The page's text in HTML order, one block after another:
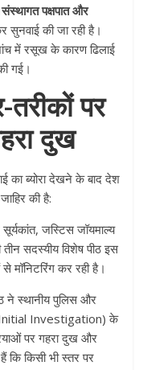
पक्षपात और
सुनवाई की जा रही है।
में रसूख के कारण ढिलाई
गई।
पर
दुख
का ब्योरा देखने के बाद देश
की है:
जस्टिस जॉयमाल्य
सदस्यीय विशेष पीठ इस
कर रही है।
ने स्थानीय पुलिस और
(Initial Investigation) के
पर गहरा दुख और
कि किसी भी स्तर पर